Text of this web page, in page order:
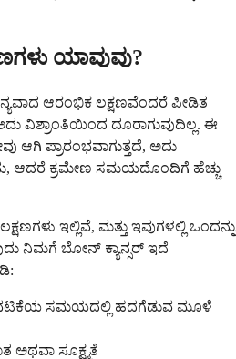
ಯಾವುವು?
ಆರಂಭಿಕ ಲಕ್ಷಣವೆಂದರೆ ಪೀಡಿತ
ವಿಶ್ರಾಂತಿಯಿಂದ ದೂರಾಗುವುದಿಲ್ಲ. ಈ
ಆಗಿ ಪ್ರಾರಂಭವಾಗುತ್ತದೆ, ಅದು
ಆದರೆ ಕ್ರಮೇಣ ಸಮಯದೊಂದಿಗೆ ಹೆಚ್ಚು
ಇಲ್ಲಿವೆ, ಮತ್ತು ಇವುಗಳಲ್ಲಿ ಒಂದನ್ನು
ನಿಮಗೆ ಬೋನ್ ಕ್ಯಾನ್ಸರ್ ಇದೆ
ಸಮಯದಲ್ಲಿ ಹದಗೆಡುವ ಮೂಳೆ
ಅಥವಾ ಸೂಕ್ಷ್ಮತೆ